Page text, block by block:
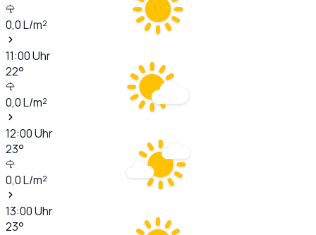
0,0L/m²
11:00Uhr
22°
0,0L/m²
12:00Uhr
23°
0,0L/m²
13:00Uhr
23°